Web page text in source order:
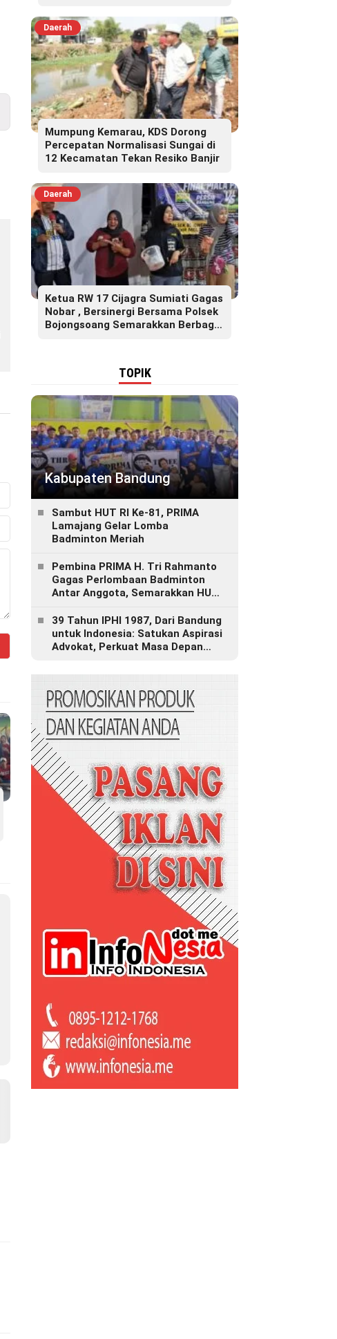
Daerah
Mumpung Kemarau, KDS Dorong
Percepatan Normalisasi Sungai di
12 Kecamatan Tekan Resiko Banjir
Daerah
Ketua RW 17 Cijagra Sumiati Gagas
Nobar , Bersinergi Bersama Polsek
Bojongsoang Semarakkan Berbagi
TOPIK
Kabupaten Bandung
Sambut HUT RI Ke-81, PRIMA
Lamajang Gelar Lomba
Badminton Meriah
Pembina PRIMA H. Tri Rahmanto
Gagas Perlombaan Badminton
Antar Anggota, Semarakkan HUT
39 Tahun IPHI 1987, Dari Bandung
untuk Indonesia: Satukan Aspirasi
Advokat, Perkuat Masa Depan